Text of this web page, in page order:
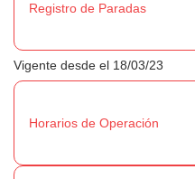
Registro de Paradas
Vigente desde el 18/03/23
Horarios de Operación